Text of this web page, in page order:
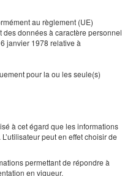
au règlement (UE)
données à caractère personnel
janvier 1978 relative à
pour la ou les seule(s)
à cet égard que les informations
peut en effet choisir de
permettant de répondre à
en vigueur.